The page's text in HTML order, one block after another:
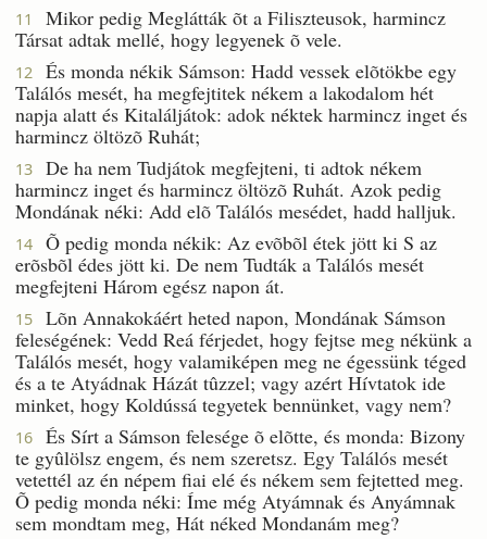
11
Mikor pedig Meglátták õt a Filiszteusok, harmincz
Társat adtak mellé, hogy legyenek õ vele.
12
És monda nékik Sámson: Hadd vessek elõtökbe egy
Találós mesét, ha megfejtitek nékem a lakodalom hét
napja alatt és Kitaláljátok: adok néktek harmincz inget és
harmincz öltözõ Ruhát;
13
De ha nem Tudjátok megfejteni, ti adtok nékem
harmincz inget és harmincz öltözõ Ruhát. Azok pedig
Mondának néki: Add elõ Találós mesédet, hadd halljuk.
14
Õ pedig monda nékik: Az evõbõl étek jött ki S az
erõsbõl édes jött ki. De nem Tudták a Találós mesét
megfejteni Három egész napon át.
15
Lõn Annakokáért heted napon, Mondának Sámson
feleségének: Vedd Reá férjedet, hogy fejtse meg nékünk a
Találós mesét, hogy valamiképen meg ne égessünk téged
és a te Atyádnak Házát tûzzel; vagy azért Hívtatok ide
minket, hogy Koldússá tegyetek bennünket, vagy nem?
16
És Sírt a Sámson felesége õ elõtte, és monda: Bizony
te gyûlölsz engem, és nem szeretsz. Egy Találós mesét
vetettél az én népem fiai elé és nékem sem fejtetted meg.
Õ pedig monda néki: Íme még Atyámnak és Anyámnak
sem mondtam meg, Hát néked Mondanám meg?